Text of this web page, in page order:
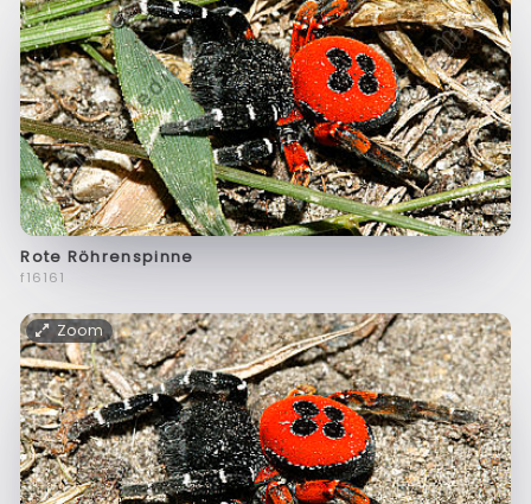
Rote Röhrenspinne
f16161
Zoom